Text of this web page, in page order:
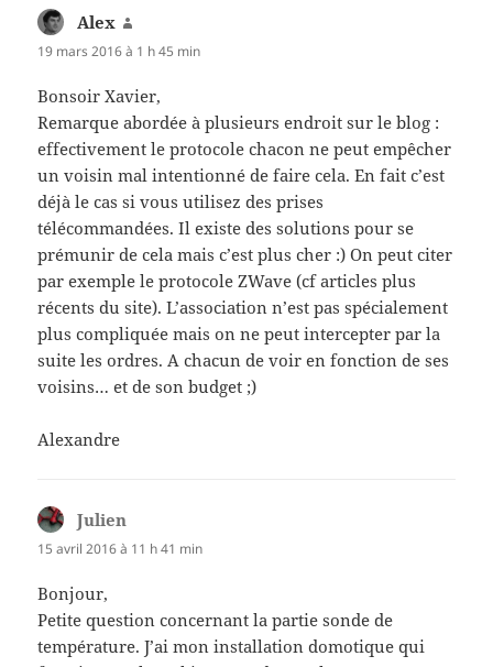
Alex
19 mars 2016 à 1 h 45 min
Bonsoir Xavier,
Remarque abordée à plusieurs endroit sur le blog :
effectivement le protocole chacon ne peut empêcher
un voisin mal intentionné de faire cela. En fait c’est
déjà le cas si vous utilisez des prises
télécommandées. Il existe des solutions pour se
prémunir de cela mais c’est plus cher :) On peut citer
par exemple le protocole ZWave (cf articles plus
récents du site). L’association n’est pas spécialement
plus compliquée mais on ne peut intercepter par la
suite les ordres. A chacun de voir en fonction de ses
voisins… et de son budget ;)
Alexandre
Julien
15 avril 2016 à 11 h 41 min
Bonjour,
Petite question concernant la partie sonde de
température. J’ai mon installation domotique qui